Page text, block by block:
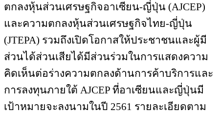
ตกลงหุ้นส่วนเศรษฐกิจอาเซียน-ญี่ปุ่น (AJCEP)
และความตกลงหุ้นส่วนเศรษฐกิจไทย-ญี่ปุ่น
(JTEPA) รวมถึงเปิดโอกาสให้ประชาชนและผู้มี
ส่วนได้ส่วนเสียได้มีส่วนร่วมในการแสดงความ
คิดเห็นต่อร่างความตกลงด้านการค้าบริการและ
การลงทุนภายใต้ AJCEP ที่อาเซียนและญี่ปุ่นมี
เป้าหมายจะลงนามในปี 2561 รายละเอียดตาม